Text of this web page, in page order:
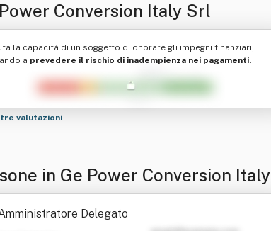
Conversion Italy Srl
la capacità di un soggetto di onorare gli impegni finanziari,
a prevedere il rischio di inadempienza nei pagamenti.
valutazioni
in Ge Power Conversion Italy
Delegato